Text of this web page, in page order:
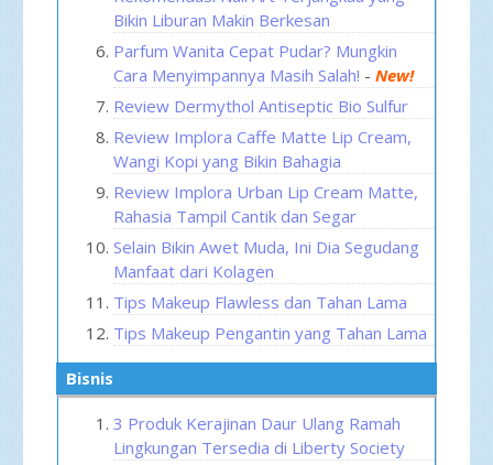
Bikin Liburan Makin Berkesan
Parfum Wanita Cepat Pudar? Mungkin
Cara Menyimpannya Masih Salah! - New!
Review Dermythol Antiseptic Bio Sulfur
Review Implora Caffe Matte Lip Cream,
Wangi Kopi yang Bikin Bahagia
Review Implora Urban Lip Cream Matte,
Rahasia Tampil Cantik dan Segar
Selain Bikin Awet Muda, Ini Dia Segudang
Manfaat dari Kolagen
Tips Makeup Flawless dan Tahan Lama
Tips Makeup Pengantin yang Tahan Lama
Bisnis
3 Produk Kerajinan Daur Ulang Ramah
Lingkungan Tersedia di Liberty Society